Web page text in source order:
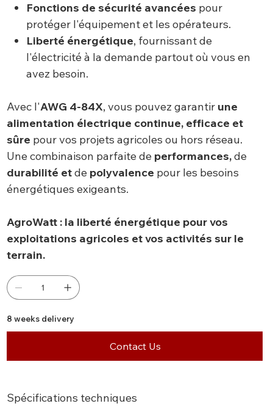
Fonctions de sécurité avancées pour
protéger l'équipement et les opérateurs.
Liberté énergétique, fournissant de
l'électricité à la demande partout où vous en
avez besoin.
Avec l'AWG 4-84X, vous pouvez garantir une
alimentation électrique continue, efficace et
sûre pour vos projets agricoles ou hors réseau.
Une combinaison parfaite de performances,de
durabilité etdepolyvalence pour les besoins
énergétiques exigeants.
AgroWatt : la liberté énergétique pour vos
exploitations agricoles et vos activités sur le
terrain.
8 weeks delivery
Contact Us
Spécifications techniques